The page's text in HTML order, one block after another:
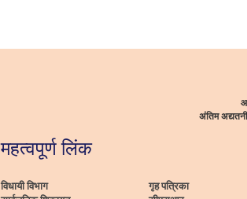
अंतिम
महत्वपूर्ण लिंक
विधायी विभाग
गृह पत्रिका